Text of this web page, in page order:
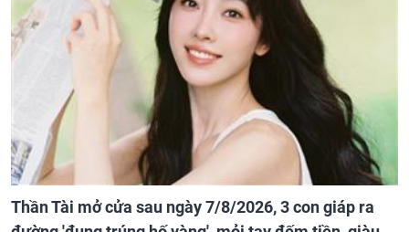
Thần Tài mở cửa sau ngày 7/8/2026, 3 con giáp ra